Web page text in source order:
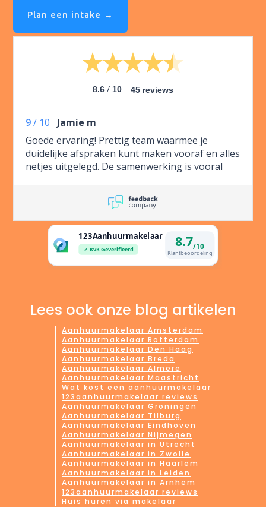
Plan een intake →
8.6 / 10 45 reviews
9 / 10
Jamie m
Goede ervaring! Prettig team waarmee je
duidelijke afspraken kunt maken vooraf en alles
netjes uitgelegd. De samenwerking is vooral
Lees ook onze blog artikelen
Aanhuurmakelaar Amsterdam
Aanhuurmakelaar Rotterdam
Aanhuurmakelaar Den Haag
Aanhuurmakelaar Breda
Aanhuurmakelaar Almere
Aanhuurmakelaar Maastricht
Wat kost een aanhuurmakelaar
123aanhuurmakelaar reviews
Aanhuurmakelaar Groningen
Aanhuurmakelaar Tilburg
Aanhuurmakelaar Eindhoven
Aanhuurmakelaar Nijmegen
Aanhuurmakelaar in Utrecht
Aanhuurmakelaar in Zwolle
Aanhuurmakelaar in Haarlem
Aanhuurmakelaar in Leiden
Aanhuurmakelaar in Arnhem
123aanhuurmakelaar reviews
Huis huren via makelaar